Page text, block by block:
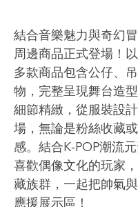
角色收藏
生活雜貨
結合音樂魅力與奇幻
周邊商品正式登場！
多款商品包含公仔、
物，完整呈現舞台造
細節精緻，從服裝設
場，無論是粉絲收藏
感。結合K-POP潮流
喜歡偶像文化的玩家
藏族群，一起把帥氣
應援展示區！